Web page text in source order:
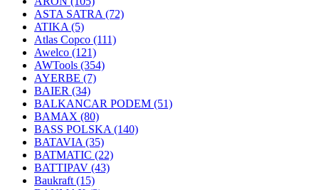
ASTA SATRA (72)
ATIKA (5)
Atlas Copco (111)
Awelco (121)
AWTools (354)
AYERBE (7)
BAIER (34)
BALKANCAR PODEM (51)
BAMAX (80)
BASS POLSKA (140)
BATAVIA (35)
BATMATIC (22)
BATTIPAV (43)
Baukraft (15)